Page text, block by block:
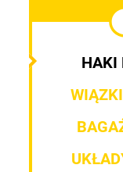
HAKI